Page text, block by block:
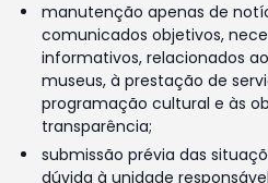
manutenção apenas de
comunicados objetivos,
informativos, relacionados
museus, à prestação de
programação cultural e às
transparência;
submissão prévia das
dúvida à unidade